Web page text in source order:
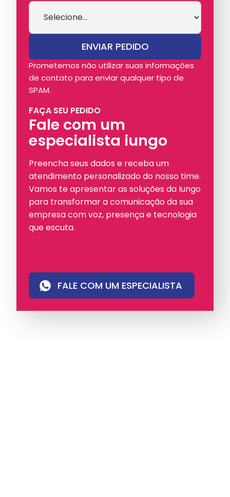
FAÇA SEU PEDIDO
Fale com um
especialista iungo
Preencha seus dados e receba um
atendimento personalizado do nosso time.
Vamos te apresentar as soluções da Iungo
para transformar a comunicação da sua
empresa com voz, presença e tecnologia
que escuta.
FALE COM UM ESPECIALISTA
Prometemos não utilizar suas informações
de contato para enviar qualquer tipo de
SPAM.